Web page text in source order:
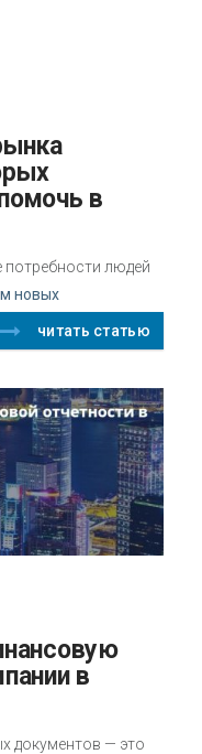
в
людей
новых
читать статью
в
документов — это